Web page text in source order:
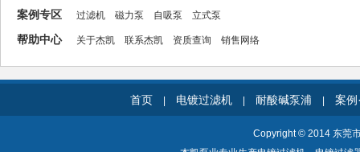
案例专区 过滤机 磁力泵 自吸泵 立式泵
帮助中心 关于杰凯 联系杰凯 资质查询 销售网络
首页 电镀过滤机 耐酸碱泵浦 案例
Copyright © 2014 东莞